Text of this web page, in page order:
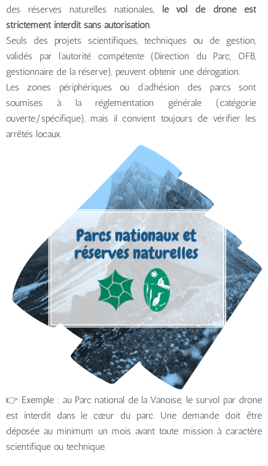
des réserves naturelles nationales, le vol de drone est
strictement interdit sans autorisation
Seuls des projets scientifiques, techniques ou de gestion,
validés par l’autorité compétente (Direction du Parc, OFB,
gestionnaire de la réserve), peuvent obtenir une dérogation.
Les zones périphériques ou d’adhésion des parcs sont
soumises à la réglementation générale (catégorie
ouverte/spécifique), mais il convient toujours de vérifier les
arrêtés locaux.
👉 Exemple : au Parc national de la Vanoise, le survol par drone
est interdit dans le cœur du parc. Une demande doit être
déposée au minimum un mois avant toute mission à caractère
scientifique ou technique.